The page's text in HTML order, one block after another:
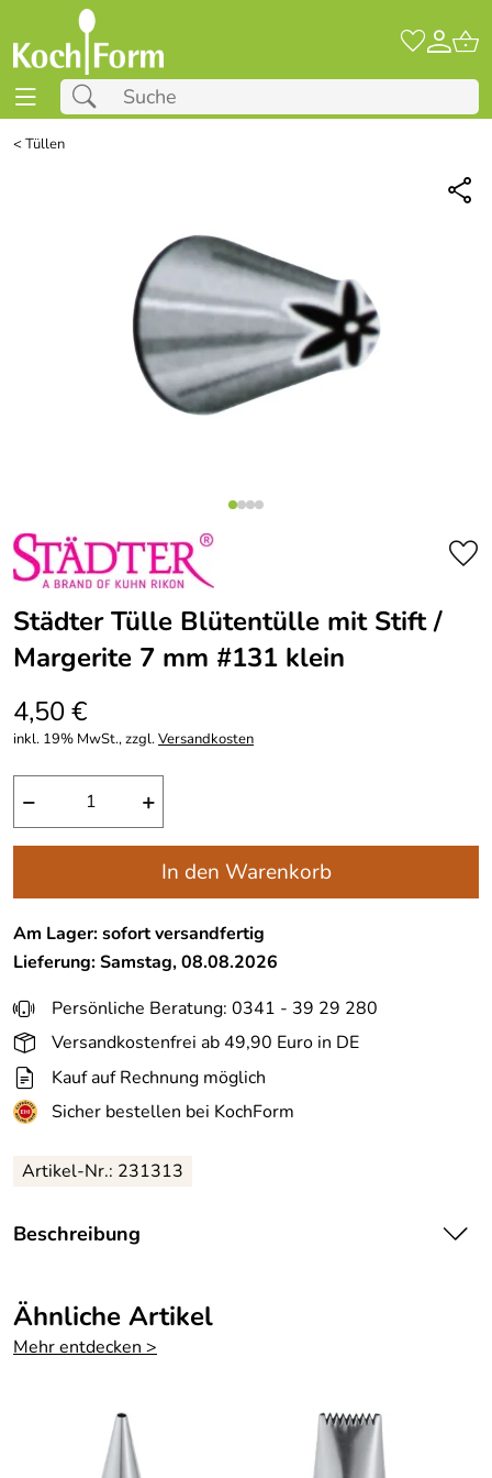
<Tüllen
Städter Tülle Blütentülle mit Stift /
Margerite 7 mm #131 klein
4,50 €
inkl. 19% MwSt., zzgl.Versandkosten
− +
In den Warenkorb
Am Lager: sofort versandfertig
Lieferung: Samstag, 08.08.2026
Persönliche Beratung: 0341 - 39 29 280
Versandkostenfrei ab 49,90 Euro in DE
Kauf auf Rechnung möglich
Sicher bestellen bei KochForm
Artikel-Nr.: 231313
Beschreibung
kein Problem!
Die Spritztüllen-Serie Fine Line in Profi-Qualität: feinste
internationalen Tüllenbezeichnungen. Sie sind für
besonders feine und filigrane Garnierarbei ten geeignet.
In dieser Qualität bieten wir Ihnen eine große
Ähnliche Artikel
Mehr entdecken >